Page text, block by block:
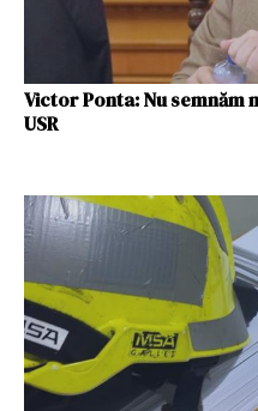
Victor Ponta: Nu semnăm
USR